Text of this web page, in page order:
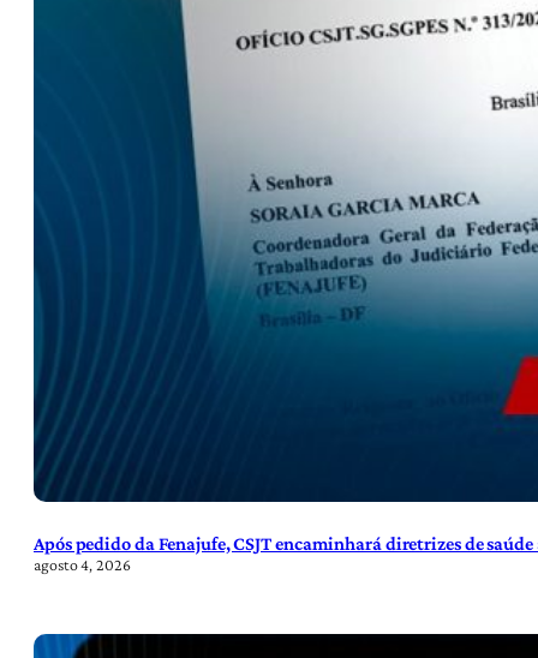
Após pedido da Fenajufe, CSJT encaminhará diretrizes de
agosto 4, 2026